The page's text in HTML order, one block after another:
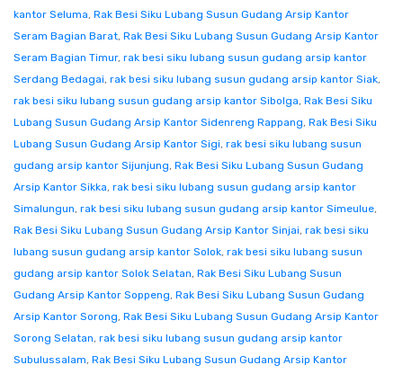
kantor Seluma, Rak Besi Siku Lubang Susun Gudang Arsip Kantor
Seram Bagian Barat, Rak Besi Siku Lubang Susun Gudang Arsip Kantor
Seram Bagian Timur, rak besi siku lubang susun gudang arsip kantor
Serdang Bedagai, rak besi siku lubang susun gudang arsip kantor Siak,
rak besi siku lubang susun gudang arsip kantor Sibolga, Rak Besi Siku
Lubang Susun Gudang Arsip Kantor Sidenreng Rappang, Rak Besi Siku
Lubang Susun Gudang Arsip Kantor Sigi, rak besi siku lubang susun
gudang arsip kantor Sijunjung, Rak Besi Siku Lubang Susun Gudang
Arsip Kantor Sikka, rak besi siku lubang susun gudang arsip kantor
Simalungun, rak besi siku lubang susun gudang arsip kantor Simeulue,
Rak Besi Siku Lubang Susun Gudang Arsip Kantor Sinjai, rak besi siku
lubang susun gudang arsip kantor Solok, rak besi siku lubang susun
gudang arsip kantor Solok Selatan, Rak Besi Siku Lubang Susun
Gudang Arsip Kantor Soppeng, Rak Besi Siku Lubang Susun Gudang
Arsip Kantor Sorong, Rak Besi Siku Lubang Susun Gudang Arsip Kantor
Sorong Selatan, rak besi siku lubang susun gudang arsip kantor
Subulussalam, Rak Besi Siku Lubang Susun Gudang Arsip Kantor